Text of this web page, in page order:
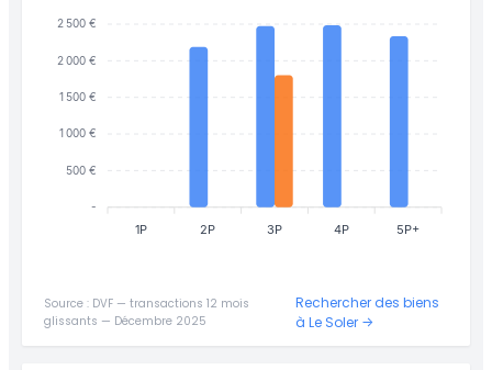
2 500 €
2 000 €
1 500 €
1 000 €
500 €
-
1P 2P 3P 4P 5P+
Source : DVF — transactions 12 mois
glissants — Décembre 2025
Rechercher des biens
à Le Soler →